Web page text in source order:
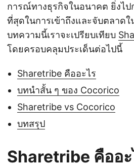
การณ์ทางธุรกิจในอนาคต ยิ่งไป
ที่สุดในการเข้าถึงและจับตลาดใ
บทความนี้เราจะเปรียบเทียบ
โดยครอบคลุมประเด็นต่อไปนี้
Sharetribe คืออะไร
บทนำสั้น ๆ ของ Cocorico
Sharetribe vs Cocorico
บทสรุป
Sharetribe คืออะ